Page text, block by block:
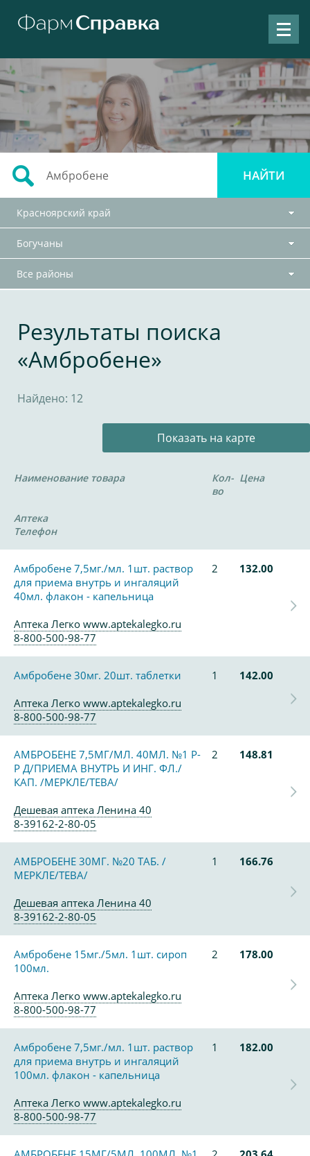
Красноярский край
Богучаны
Все районы
Результаты поиска
«Амбробене»
Найдено: 12
Показать на карте
Наименование товара
Кол-
во
Цена
Аптека
Телефон
Амбробене 7,5мг./мл. 1шт. раствор
для приема внутрь и ингаляций
40мл. флакон - капельница
2 132.00
Аптека Легко www.aptekalegko.ru
8-800-500-98-77
Амбробене 30мг. 20шт. таблетки 1
142.00
Аптека Легко www.aptekalegko.ru
8-800-500-98-77
АМБРОБЕНЕ 7,5МГ/МЛ. 40МЛ. №1 Р-
Р Д/ПРИЕМА ВНУТРЬ И ИНГ. ФЛ./
КАП. /МЕРКЛЕ/ТЕВА/
2 148.81
Дешевая аптека Ленина 40
8-39162-2-80-05
АМБРОБЕНЕ 30МГ. №20 ТАБ. /
МЕРКЛЕ/ТЕВА/
1 166.76
Дешевая аптека Ленина 40
8-39162-2-80-05
Амбробене 15мг./5мл. 1шт. сироп
100мл.
2 178.00
Аптека Легко www.aptekalegko.ru
8-800-500-98-77
Амбробене 7,5мг./мл. 1шт. раствор
для приема внутрь и ингаляций
100мл. флакон - капельница
1 182.00
Аптека Легко www.aptekalegko.ru
8-800-500-98-77